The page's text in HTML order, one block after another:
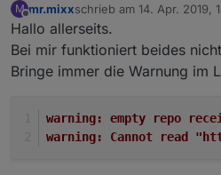
M
Offline
mr.mixxschrieb am 14. Apr. 2019,
zuletzt editiert von
Hallo allerseits.
Bei mir funktioniert beides
Bringe immer die Warnung im
warning: empty repo
warning: Cannot read